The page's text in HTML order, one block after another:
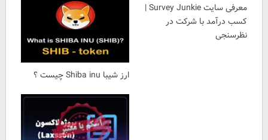
ارز شیبا Shiba inu چیست ؟
معرفی سایت Survey Junkie |
کسب درآمد با شرکت در
نظرسنجی